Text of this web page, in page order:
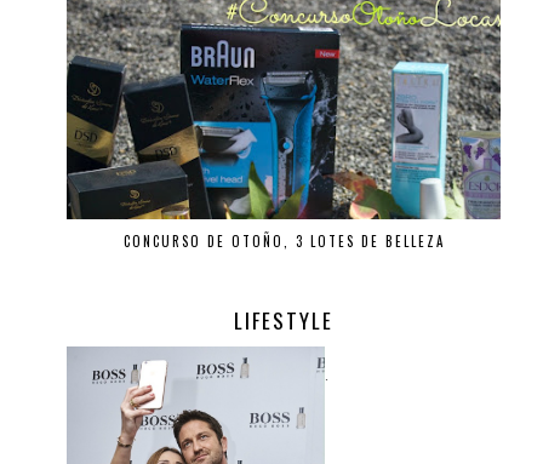
CONCURSO DE OTOÑO, 3 LOTES DE BELLEZA
LIFESTYLE